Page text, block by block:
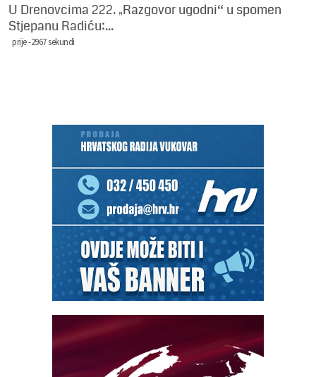
U Drenovcima 222. „Razgovor ugodni“ u spomen
Stjepanu Radiću:...
prije -2967 sekundi